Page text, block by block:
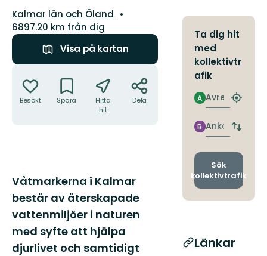
Län:
Kalmar län och Öland
6897.20 km från dig
Visa på kartan
Besökt Spara
Hitta
hit
Dela
Beskrivning
Våtmarkerna i Kalmar
består av återskapade
vattenmiljöer i naturen
med syfte att hjälpa
djurlivet och samtidigt
Ta dig hit
med
kollektivtr
afik
Avresa
A
Hitta
Ankomst
B
Byt
och
Sök
kollektivtrafik
Länkar